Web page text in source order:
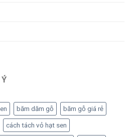
băm dăm gỗ băm gỗ giá rẻ
cách tách vỏ hạt sen